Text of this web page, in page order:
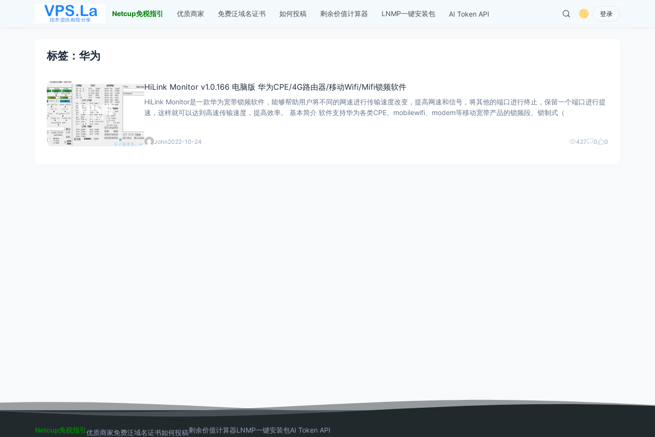
Netcup免税指引 优质商家 免费泛域名证书 如何投稿 剩余价值计算器 LNMP一键安装包 AI Token API 登录
标签：华为
HiLink Monitor v1.0.166 电脑版 华为CPE/4G路由器/移动Wifi/Mifi锁频软件
HiLink Monitor是一款华为宽带锁频软件，能够帮助用户将不同的网速进行传输速度改变，提高网速和信号，将其他的端口进行终止，保留一个端口进行提
速，这样就可以达到高速传输速度，提高效率。 基本简介 软件支持华为各类CPE、mobilewifi、modem等移动宽带产品的锁频段、锁制式（
John2022-10-24 427 0 0
Netcup免税指引优质商家免费泛域名证书如何投稿剩余价值计算器LNMP一键安装包AI Token API